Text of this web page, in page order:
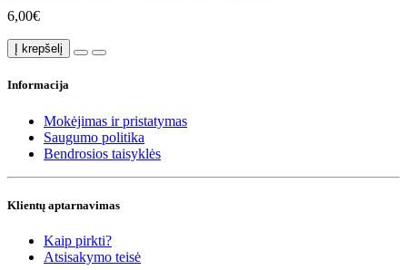
6,00€
Į krepšelį
Informacija
Mokėjimas ir pristatymas
Saugumo politika
Bendrosios taisyklės
Klientų aptarnavimas
Kaip pirkti?
Atsisakymo teisė